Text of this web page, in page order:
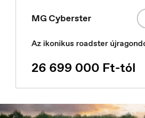
Italiano
MG Cyberster
Az ikonikus roadster
26 699 000 Ft-tól